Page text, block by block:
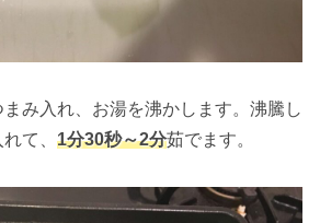
み入れ、お湯を沸かします。沸騰し
て、 1分30秒～2分茹でます。